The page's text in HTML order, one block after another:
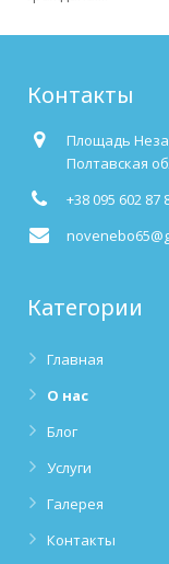
Контакты
Площадь
Полтавская
+38 095 602 87
Категории
Главная
О нас
Блог
Услуги
Галерея
Контакты